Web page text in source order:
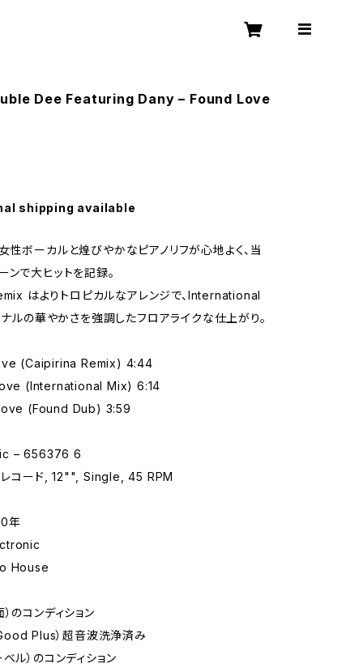
Dee Featuring Dany – Found Love
shipping available
性ボーカルと煌びやかなピアノリフが心地よく、当
ンで大ヒットを記録。
はよりトロピカルなアレンジで、International
ルの華やかさを強調したフロアライクな仕上がり。
(Caipirina Remix) 4:44
(International Mix) 6:14
(Found Dub) 3:59
– 656376 6
レコード, 12"", Single, 45 RPM
年
House
のコンディション
Plus）超音波洗浄済み
ル）のコンディション